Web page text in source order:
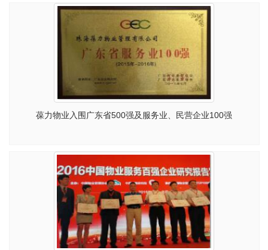
葆力物业入围广东省500强及服务业、民营企业100强